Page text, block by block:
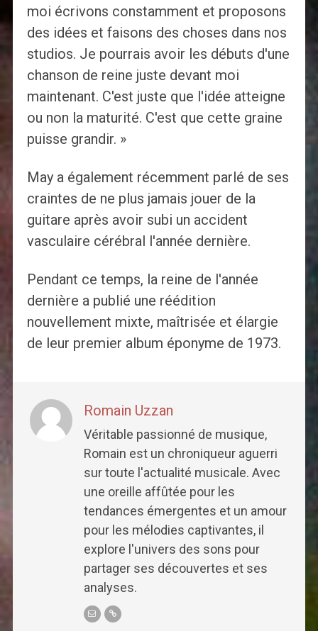
moi écrivons constamment et proposons
des idées et faisons des choses dans nos
studios. Je pourrais avoir les débuts d'une
chanson de reine juste devant moi
maintenant. C'est juste que l'idée atteigne
ou non la maturité. C'est que cette graine
puisse grandir. »
May a également récemment parlé de ses
craintes de ne plus jamais jouer de la
guitare après avoir subi un accident
vasculaire cérébral l'année dernière.
Pendant ce temps, la reine de l'année
dernière a publié une réédition
nouvellement mixte, maîtrisée et élargie
de leur premier album éponyme de 1973.
Romain Uzzan
Véritable passionné de musique,
Romain est un chroniqueur aguerri
sur toute l'actualité musicale. Avec
une oreille affûtée pour les
tendances émergentes et un amour
pour les mélodies captivantes, il
explore l'univers des sons pour
partager ses découvertes et ses
analyses.